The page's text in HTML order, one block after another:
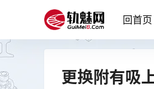
回首页
更换附有吸